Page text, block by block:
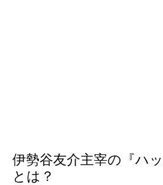
伊勢谷友介主宰の『ハ
とは？